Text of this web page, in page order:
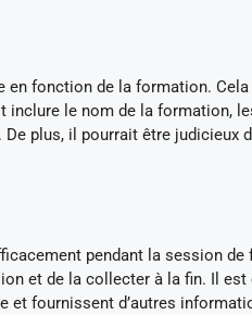
en fonction de la formation.
inclure le nom de la formation,
plus, il pourrait être judicieux
pendant la session de
et de la collecter à la fin. Il est
et fournissent d’autres